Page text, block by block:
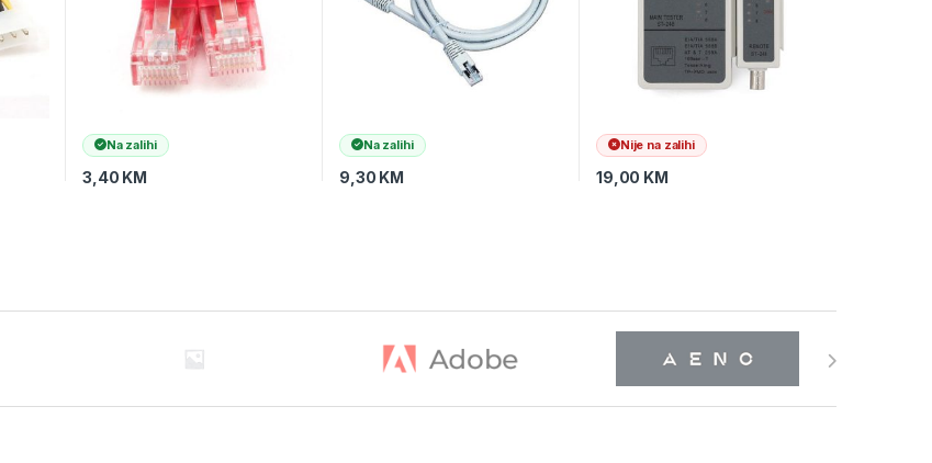
Na zalihi
3,40 KM
Na zalihi
9,30 KM
Nije na zalihi
19,00 KM